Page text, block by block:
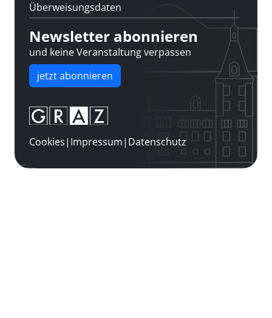
Überweisungsdaten
Newsletter abonnieren
und keine Veranstaltung verpassen
jetzt abonnieren
Cookies| Impressum| Datenschutz